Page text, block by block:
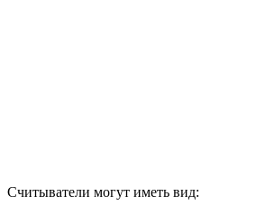
Считыватели могут иметь вид: